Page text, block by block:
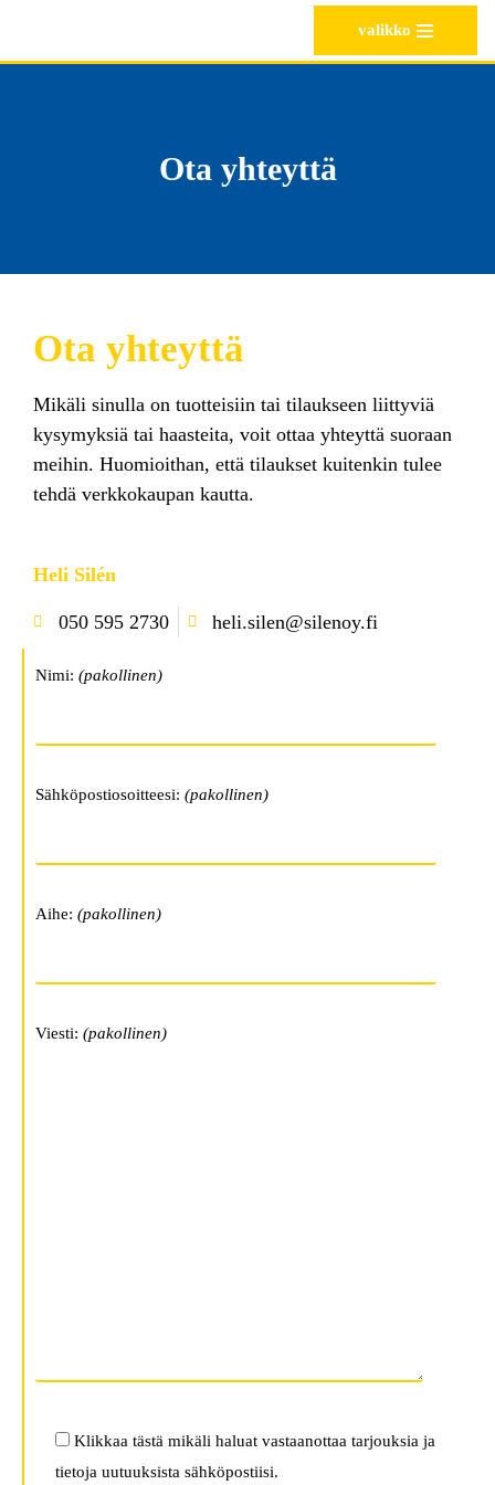
Siirry
valikko
Ota yhteyttä
Ota yhteyttä
Mikäli sinulla on tuotteisiin tai tilaukseen liittyviä
kysymyksiä tai haasteita, voit ottaa yhteyttä suoraan
meihin. Huomioithan, että tilaukset kuitenkin tulee
tehdä verkkokaupan kautta.
Heli Silén
050 595 2730 heli.silen@silenoy.fi
Nimi: (pakollinen)
Sähköpostiosoitteesi: (pakollinen)
Aihe: (pakollinen)
Viesti: (pakollinen)
Klikkaa tästä mikäli haluat vastaanottaa tarjouksia ja
tietoja uutuuksista sähköpostiisi.